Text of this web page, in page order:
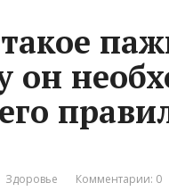
он
Здоровье Комментарии: 0